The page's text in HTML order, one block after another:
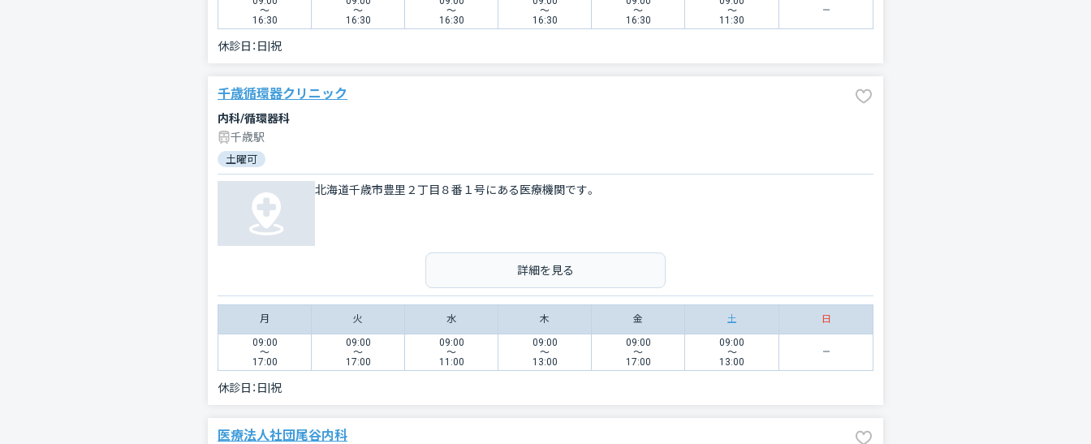
〜
16:30
〜
16:30
〜
16:30
〜
16:30
〜
16:30
〜
11:30
休診日： 日|祝
千歳循環器クリニック
内科/循環器科
千歳駅
土曜可
北海道千歳市豊里２丁目８番１号にある医療機関です。
詳細を見る
月 火 水 木 金 土 日
09:00
〜
17:00
09:00
〜
17:00
09:00
〜
11:00
09:00
〜
13:00
09:00
〜
17:00
09:00
〜
13:00
休診日： 日|祝
医療法人社団尾谷内科